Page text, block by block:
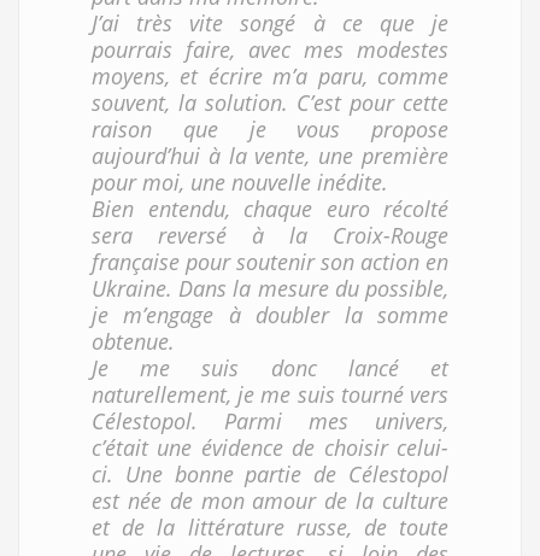
J’ai très vite songé à ce que je
pourrais faire, avec mes modestes
moyens, et écrire m’a paru, comme
souvent, la solution. C’est pour cette
raison que je vous propose
aujourd’hui à la vente, une première
pour moi, une nouvelle inédite.
Bien entendu, chaque euro récolté
sera reversé à la Croix-Rouge
française pour soutenir son action en
Ukraine. Dans la mesure du possible,
je m’engage à doubler la somme
obtenue.
Je me suis donc lancé et
naturellement, je me suis tourné vers
Célestopol. Parmi mes univers,
c’était une évidence de choisir celui-
ci. Une bonne partie de Célestopol
est née de mon amour de la culture
et de la littérature russe, de toute